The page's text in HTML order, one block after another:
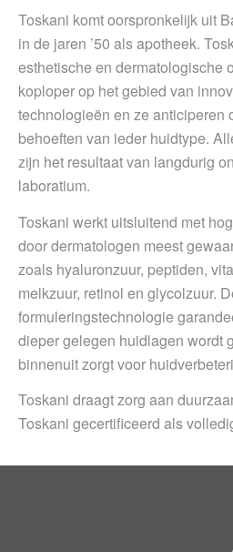
Toskani komt oorspronkelijk uit
in de jaren ’50 als apotheek.
esthetische en dermatologische
koploper op het gebied van
technologieën en ze anticiperen
behoeften van ieder huidtype.
zijn het resultaat van langdurig
laboratium.
Toskani werkt uitsluitend met
door dermatologen meest
zoals hyaluronzuur, peptiden,
melkzuur, retinol en glycolzuur.
formuleringstechnologie
dieper gelegen huidlagen wordt
binnenuit zorgt voor
Toskani draagt zorg aan
Toskani gecertificeerd als